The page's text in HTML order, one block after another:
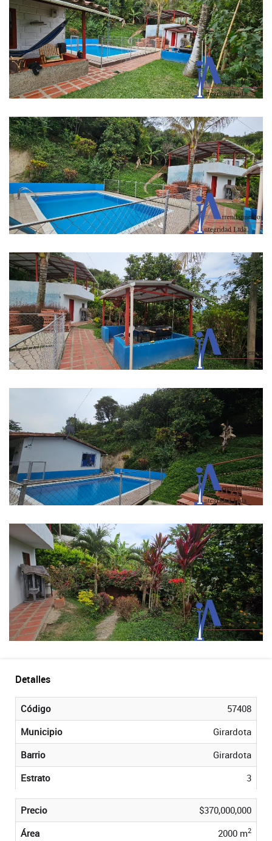
Detalles
Código
57408
Municipio
Girardota
Barrio
Girardota
Estrato
3
Precio
$370,000,000
Área
2000 m2